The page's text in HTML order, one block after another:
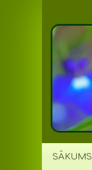
SĀKUMS